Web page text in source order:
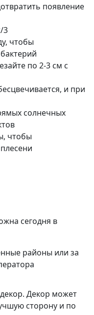
появление
3
чтобы
по 2-3 см с
и при
солнечных
чтобы
сегодня в
районы или за
Декор может
сторону и по